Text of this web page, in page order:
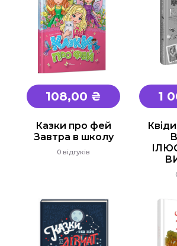
108,00 ₴
Казки про фей
Завтра в школу
0 відгуків
1
Фізика
Англійська мова
Німецька мова
Музика
Образотворче мистецтво
Трудове навчання
Інформатика
Етика, Християнська етика
Захист Вітчизни
Українська мова та
Світова література